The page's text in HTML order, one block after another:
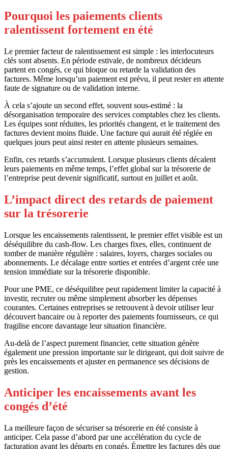
Pourquoi les paiements clients
ralentissent fortement en été
Le premier facteur de ralentissement est simple : les interlocuteurs
clés sont absents. En période estivale, de nombreux décideurs
partent en congés, ce qui bloque ou retarde la validation des
factures. Même lorsqu’un paiement est prévu, il peut rester en attente
faute de signature ou de validation interne.
À cela s’ajoute un second effet, souvent sous-estimé : la
désorganisation temporaire des services comptables chez les clients.
Les équipes sont réduites, les priorités changent, et le traitement des
factures devient moins fluide. Une facture qui aurait été réglée en
quelques jours peut ainsi rester en attente plusieurs semaines.
Enfin, ces retards s’accumulent. Lorsque plusieurs clients décalent
leurs paiements en même temps, l’effet global sur la trésorerie de
l’entreprise peut devenir significatif, surtout en juillet et août.
L’impact direct des retards de paiement
sur la trésorerie
Lorsque les encaissements ralentissent, le premier effet visible est un
déséquilibre du cash-flow. Les charges fixes, elles, continuent de
tomber de manière régulière : salaires, loyers, charges sociales ou
abonnements. Le décalage entre sorties et entrées d’argent crée une
tension immédiate sur la trésorerie disponible.
Pour une PME, ce déséquilibre peut rapidement limiter la capacité à
investir, recruter ou même simplement absorber les dépenses
courantes. Certaines entreprises se retrouvent à devoir utiliser leur
découvert bancaire ou à reporter des paiements fournisseurs, ce qui
fragilise encore davantage leur situation financière.
Au-delà de l’aspect purement financier, cette situation génère
également une pression importante sur le dirigeant, qui doit suivre de
près les encaissements et ajuster en permanence ses décisions de
gestion.
Anticiper les encaissements avant les
congés d’été
La meilleure façon de sécuriser sa trésorerie en été consiste à
anticiper. Cela passe d’abord par une accélération du cycle de
facturation avant les départs en congés. Émettre les factures dès que